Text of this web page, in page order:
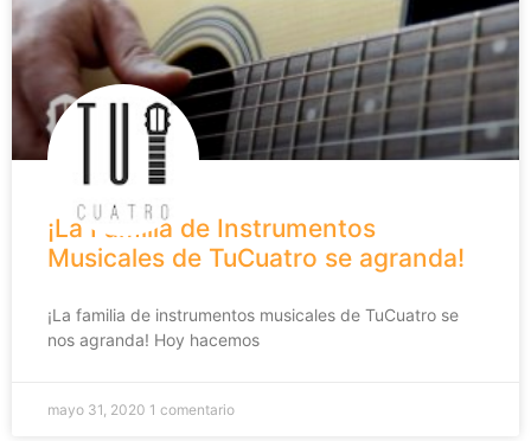
¡La Familia de Instrumentos
Musicales de TuCuatro se agranda!
¡La familia de instrumentos musicales de TuCuatro se
nos agranda! Hoy hacemos
mayo 31, 2020 1 comentario